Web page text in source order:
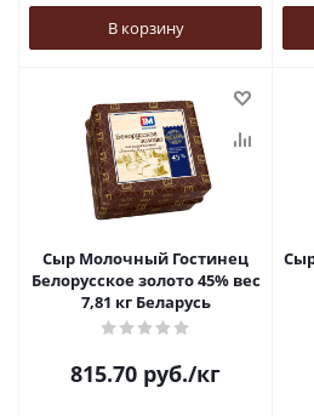
В корзину
Сыр Молочный Гостинец
Белорусское золото 45% вес
7,81 кг Беларусь
815.70 руб./кг
Сыр